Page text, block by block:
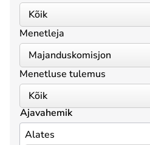
Menetleja
Menetluse tulemus
Ajavahemik
Alates